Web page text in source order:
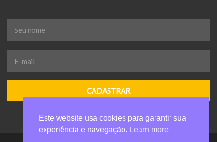
Seu
nome
E-
mail
Este website usa cookies para garantir sua
experiência e navegação.
Learn more